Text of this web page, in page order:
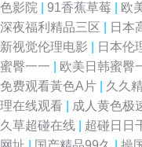
色影院
91香蕉草莓 欧
深夜福利精品三区
日本
新视觉伦理电影
日本伦
蜜臀一一
欧美日韩蜜臀
免费观看黃色A片
久久
理在线观看
成人黄色极
久草超碰在线
超碰日日